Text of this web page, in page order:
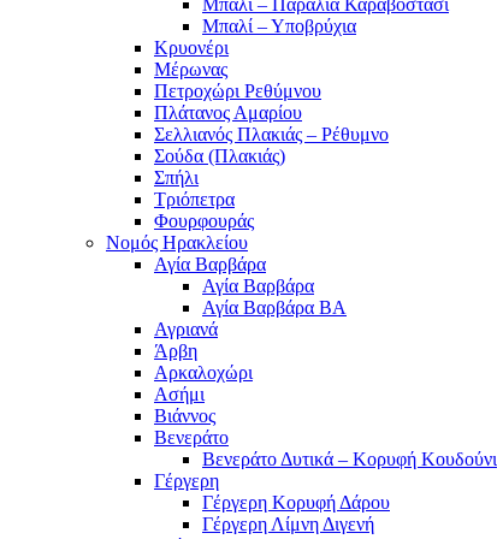
Μπαλί – Παραλία Καραβοστάσι
Μπαλί – Υποβρύχια
Κρυονέρι
Μέρωνας
Πετροχώρι Ρεθύμνου
Πλάτανος Αμαρίου
Σελλιανός Πλακιάς – Ρέθυμνο
Σούδα (Πλακιάς)
Σπήλι
Τριόπετρα
Φουρφουράς
Νομός Ηρακλείου
Αγία Βαρβάρα
Αγία Βαρβάρα
Αγία Βαρβάρα ΒΑ
Αγριανά
Άρβη
Αρκαλοχώρι
Ασήμι
Βιάννος
Βενεράτο
Βενεράτο Δυτικά – Κορυφή Κουδούνι
Γέργερη
Γέργερη Κορυφή Δάρου
Γέργερη Λίμνη Διγενή